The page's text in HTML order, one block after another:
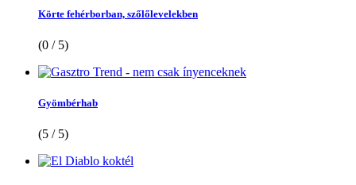
Körte fehérborban, szőlőlevelekben
(0 / 5)
Gyömbérhab
(5 / 5)